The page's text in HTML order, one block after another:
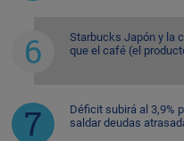
Starbucks Japón y la
que el café (el
Déficit subirá al 3,9%
saldar deudas